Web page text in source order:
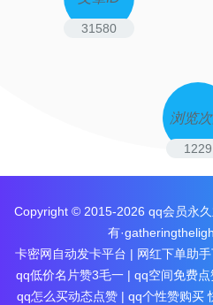
31580
浏览
1229
Copyright © 2015-2026 qq会员永
有
卡密网自动发卡平台 | 网红下单助
qq低价名片赞3毛一 | qq空间免费
qq怎么买动态点赞 | qq个性赞购买